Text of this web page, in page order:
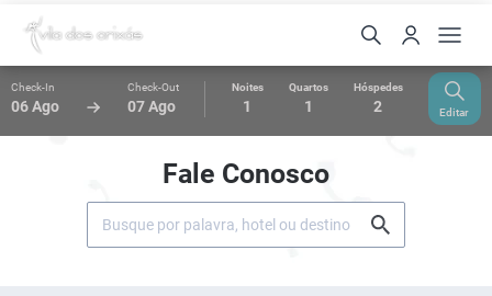
Check-In
06 Ago
Check-Out
07 Ago
Noites
1
Quartos
1
Hóspedes
2 Editar
Fale Conosco